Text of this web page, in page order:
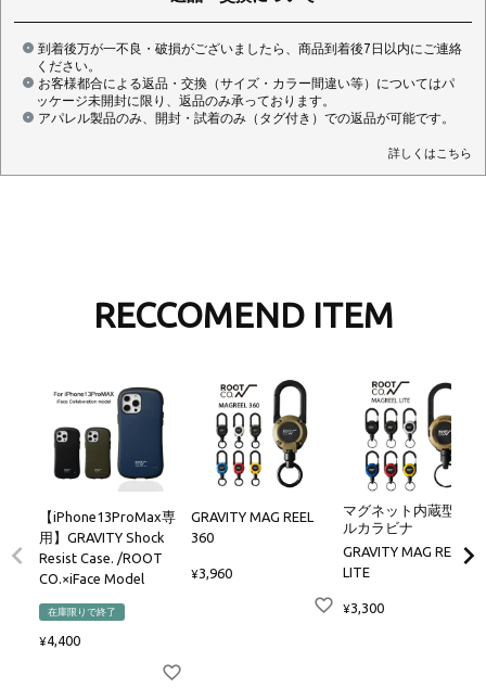
到着後万が一不良・破損がございましたら、商品到着後7日以内にご連絡
ください。
お客様都合による返品・交換（サイズ・カラー間違い等）についてはパ
ッケージ未開封に限り、返品のみ承っております。
アパレル製品のみ、開封・試着のみ（タグ付き）での返品が可能です。
詳しくはこちら
RECCOMEND ITEM
【iPhone13ProMax専
用】GRAVITY Shock
Resist Case. /ROOT
CO.×iFace Model
在庫限りで終了
¥4,400
GRAVITY MAG REEL
360
¥3,960
マグネット内蔵型リー
ルカラビナ
GRAVITY MAG REEL
LITE
¥3,300